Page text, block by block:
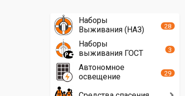
Наборы
Выживания (НАЗ)
28
Наборы
выживания ГОСТ
3
Автономное
освещение
29